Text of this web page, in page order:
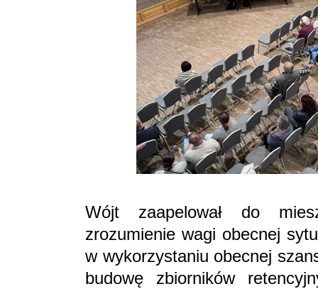
Wójt zaapelował do
zrozumienie wagi obecnej
w wykorzystaniu obecnej
budowę zbiorników